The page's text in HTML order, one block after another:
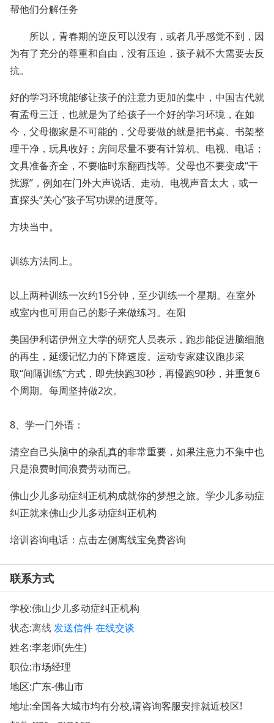
帮他们分解任务
所以，青春期的逆反可以没有，或者几乎感觉不到，因
为有了充分的尊重和自由，没有压迫，孩子就不大需要去反
抗。
好的学习环境能够让孩子的注意力更加的集中，中国古代就
有孟母三迁，也就是为了给孩子一个好的学习环境，在如
今，父母搬家是不可能的，父母要做的就是把书桌、书架整
理干净，玩具收好；房间尽量不要有计算机、电视、电话；
文具准备齐全，不要临时东翻西找等。父母也不要变成“干
扰源”，例如在门外大声说话、走动、电视声音太大，或一
直探头“关心”孩子写功课的进度等。
方块当中。
训练方法同上。
以上两种训练一次约15分钟，至少训练一个星期。在室外
或室内也可用自己的影子来做练习。在阳
美国伊利诺伊州立大学的研究人员表示，跑步能促进脑细胞
的再生，延缓记忆力的下降速度。运动专家建议跑步采
取“间隔训练”方式，即先快跑30秒，再慢跑90秒，并重复6
个周期。每周坚持做2次。
8、学一门外语：
清空自己头脑中的杂乱真的非常重要，如果注意力不集中也
只是浪费时间浪费劳动而已。
佛山少儿多动症纠正机构成就你的梦想之旅。学少儿多动症
纠正就来佛山少儿多动症纠正机构
培训咨询电话：点击左侧离线宝免费咨询
联系方式
学校:佛山少儿多动症纠正机构
状态:离线发送信件在线交谈
姓名:李老师(先生)
职位:市场经理
地区:广东-佛山市
地址:全国各大城市均有分校,请咨询客服安排就近校区!